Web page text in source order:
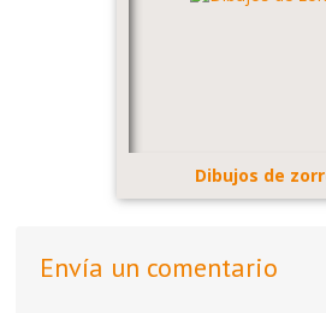
Dibujos de
Envía un comentario